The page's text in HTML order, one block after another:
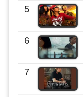
5
6
7